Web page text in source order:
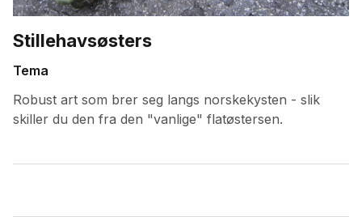
Stillehavsøsters
Tema
Robust art som brer seg langs norskekysten - slik
skiller du den fra den "vanlige" flatøstersen.